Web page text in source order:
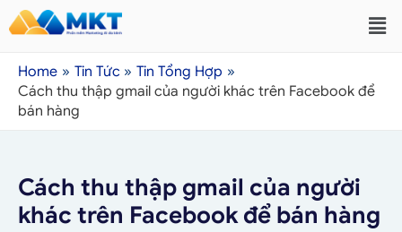
Home Tin Tức
Tin Tổng Hợp
Cách thu thập gmail của người khác trên Facebook để
bán hàng
Cách thu thập gmail của người
khác trên Facebook để bán hàng